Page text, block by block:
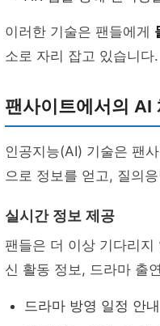
이러한 기술은 팬들에게
소로 자리 잡고 있습니다.
팬사이트에서의 AI
인공지능(AI) 기술은 팬
으로 정보를 얻고, 질의
실시간 정보 제공
팬들은 더 이상 기다리
신 활동 정보, 드라마 출
드라마 방영 일정 안내